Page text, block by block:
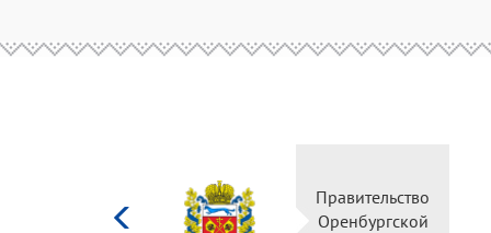
Правительство
Оренбургской